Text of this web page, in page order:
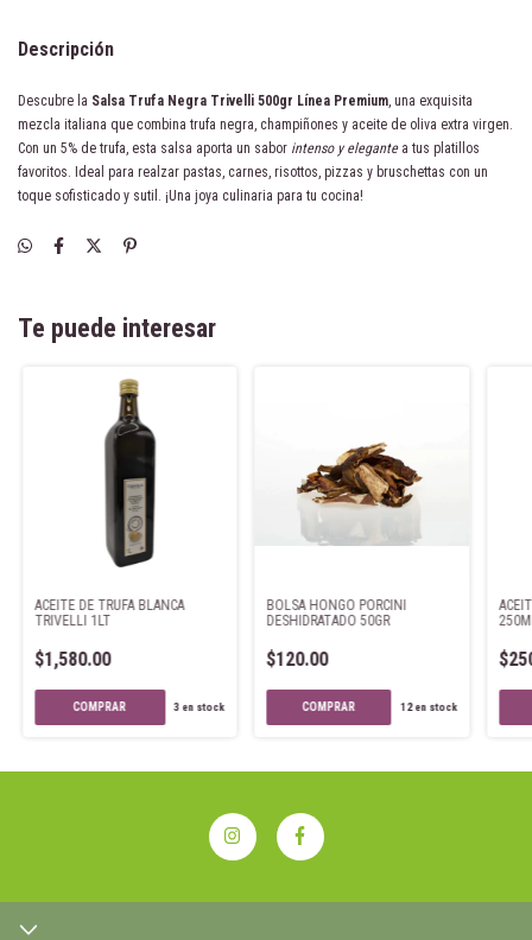
Descripción
Descubre la Salsa Trufa Negra Trivelli 500gr Línea Premium, una exquisita
mezcla italiana que combina trufa negra, champiñones y aceite de oliva extra virgen.
Con un 5% de trufa, esta salsa aporta un sabor intenso y elegantea tus platillos
favoritos. Ideal para realzar pastas, carnes, risottos, pizzas y bruschettas con un
toque sofisticado y sutil. ¡Una joya culinaria para tu cocina!
Te puede interesar
ACEITE DE TRUFA BLANCA
TRIVELLI 1LT
$1,580.00
3 en stock
BOLSA HONGO PORCINI
DESHIDRATADO 50GR
$120.00
12en stock